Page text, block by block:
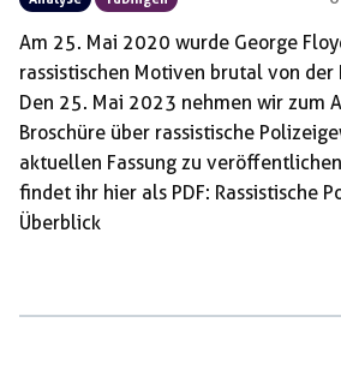
Am 25. Mai 2020 wurde George
rassistischen Motiven brutal von der
Den 25. Mai 2023 nehmen wir zum
Broschüre über rassistische
aktuellen Fassung zu
findet ihr hier als PDF: Rassistische
Überblick